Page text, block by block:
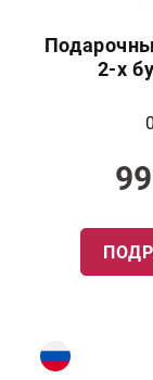
2-х
99